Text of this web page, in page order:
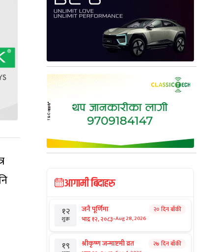
आगामी बिदाहरु
१२
शुक्र
जनै पूर्णिमा
भाद्र १२, २०८३-Aug 28, 2026
२० दिन बाँकी
१९ श्रीकृष्ण जन्माष्टमी व्रत २७ दिन बाँकी